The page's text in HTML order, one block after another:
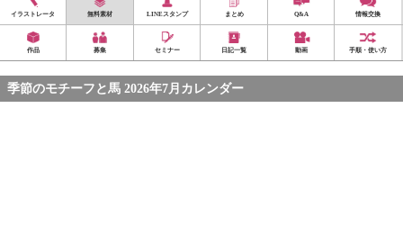
イラストレータ 無料素材 LINEスタンプ まとめ Q&A 情報交換
作品 募集 セミナー 日記一覧 動画 手順・使い方
季節のモチーフと馬 2026年7月カレンダー